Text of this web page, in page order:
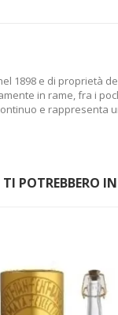
1898 e di proprietà
in rame, fra i
e rappresenta
POTREBBERO